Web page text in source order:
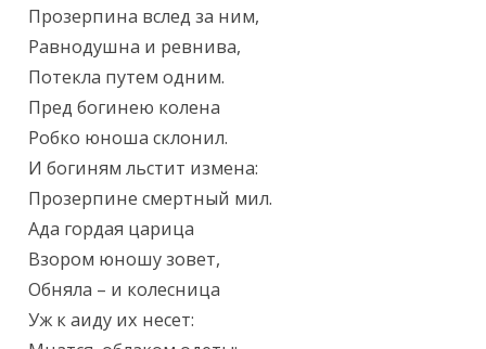
Прозерпина вслед за ним,
Равнодушна и ревнива,
Потекла путем одним.
Пред богинею колена
Робко юноша склонил.
И богиням льстит измена:
Прозерпине смертный мил.
Ада гордая царица
Взором юношу зовет,
Обняла – и колесница
Уж к аиду их несет: